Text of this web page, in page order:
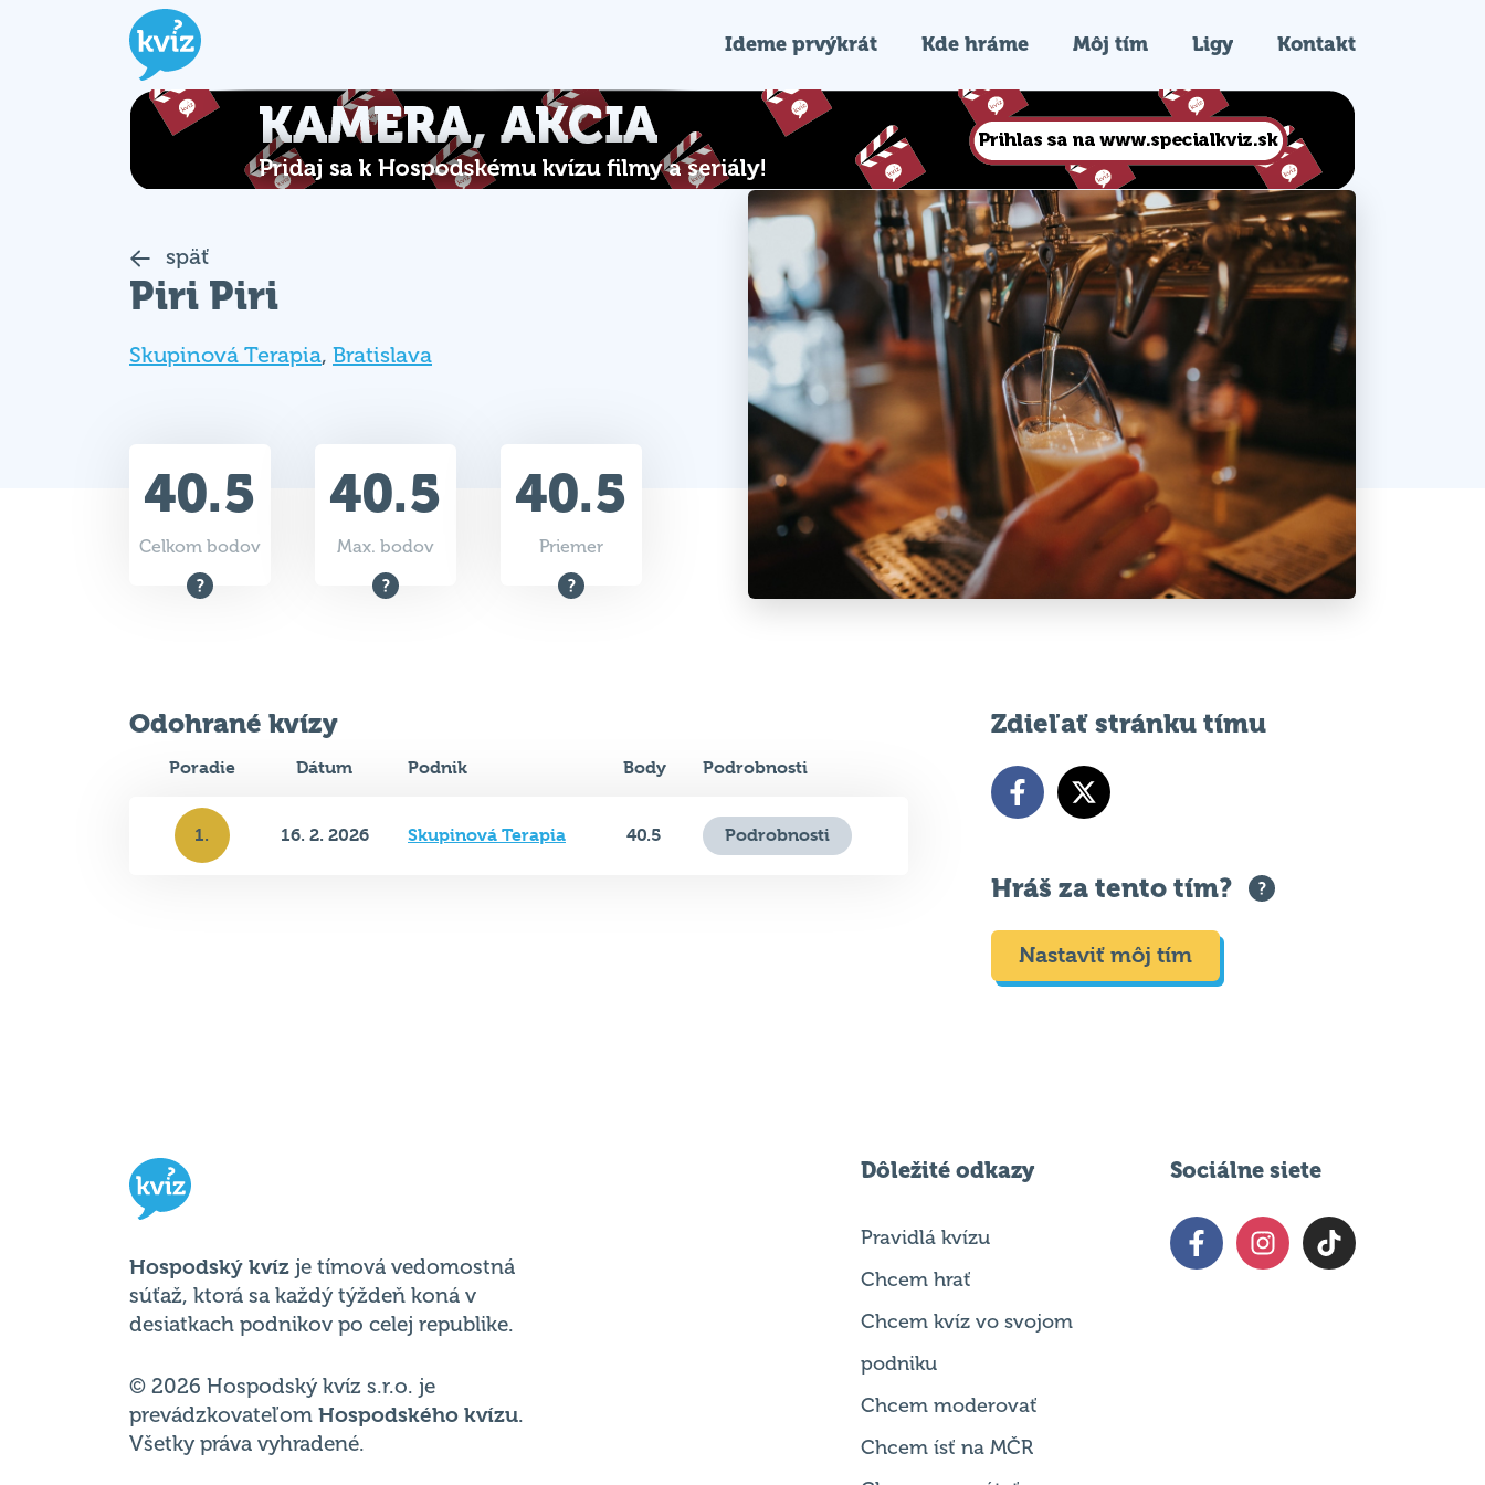
Ideme prvýkrát Kde hráme Môj tím Ligy Kontakt
späť
Piri Piri
Skupinová Terapia, Bratislava
40.5
Celkom bodov
40.5
Max. bodov
40.5
Priemer
Odohrané kvízy
Poradie Dátum Podnik Body Podrobnosti
1. 16. 2. 2026 Skupinová Terapia 40.5 Podrobnosti
Zdieľať stránku tímu
Hráš za tento tím?
Nastaviť môj tím
Hospodský kvíz je tímová vedomostná
súťaž, ktorá sa každý týždeň koná v
desiatkach podnikov po celej republike.
© 2026 Hospodský kvíz s.r.o. je
prevádzkovateľom Hospodského kvízu.
Všetky práva vyhradené.
Dôležité odkazy
Pravidlá kvízu
Chcem hrať
Chcem kvíz vo svojom
podniku
Chcem moderovať
Chcem ísť na MČR
Sociálne siete